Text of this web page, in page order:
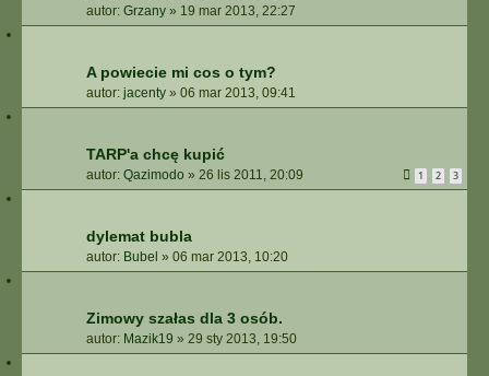
autor: Grzany » 19 mar 2013, 22:27
A powiecie mi cos o tym?
autor: jacenty » 06 mar 2013, 09:41
TARP'a chcę kupić
autor: Qazimodo » 26 lis 2011, 20:09 1 2 3
dylemat bubla
autor: Bubel » 06 mar 2013, 10:20
Zimowy szałas dla 3 osób.
autor: Mazik19 » 29 sty 2013, 19:50